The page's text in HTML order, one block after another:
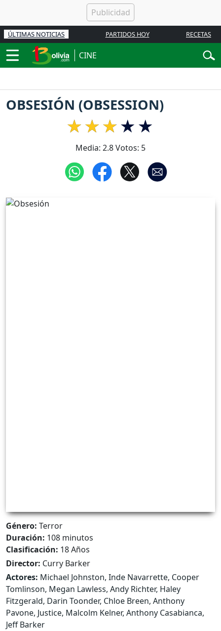
ÚLTIMAS NOTICIAS PARTIDOS HOY RECETAS
CINE
OBSESIÓN (OBSESSION)
Media: 2.8Votos: 5
Género: Terror
Duración: 108 minutos
Clasificación: 18 Años
Director: Curry Barker
Actores: Michael Johnston, Inde Navarrette, Cooper
Tomlinson, Megan Lawless, Andy Richter, Haley
Fitzgerald, Darin Toonder, Chloe Breen, Anthony
Pavone, Justice, Malcolm Kelner, Anthony Casabianca,
Jeff Barker